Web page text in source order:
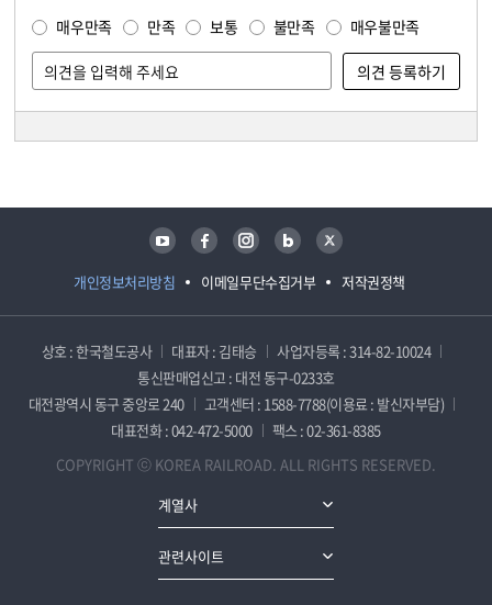
매우만족 만족 보통 불만족 매우불만족
개인정보처리방침 이메일무단수집거부 저작권정책
유튜브 페이스북 인스타그램 블로그 트위터
상호 : 한국철도공사 대표자 : 김태승
사업자등록 : 314-82-10024
통신판매업신고 : 대전 동구-0233호
대전광역시 동구 중앙로 240
고객센터 : 1588-7788(이용료 : 발신자부담)
대표전화 : 042-472-5000
팩스 : 02-361-8385
COPYRIGHT ⓒ KOREA RAILROAD. ALL RIGHTS RESERVED.
계열사
관련사이트